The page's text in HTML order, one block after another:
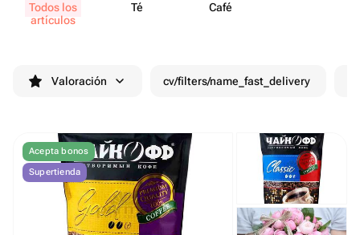
Todos los
artículos
Té Café
Valoración cv/filters/name_fast_delivery
Acepta bonos
Supertienda